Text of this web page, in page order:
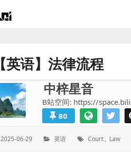
【英语】法律流程
中梓星音
B站空间: https://
80
发
2025-06-29
分
英语
标
Court , Law